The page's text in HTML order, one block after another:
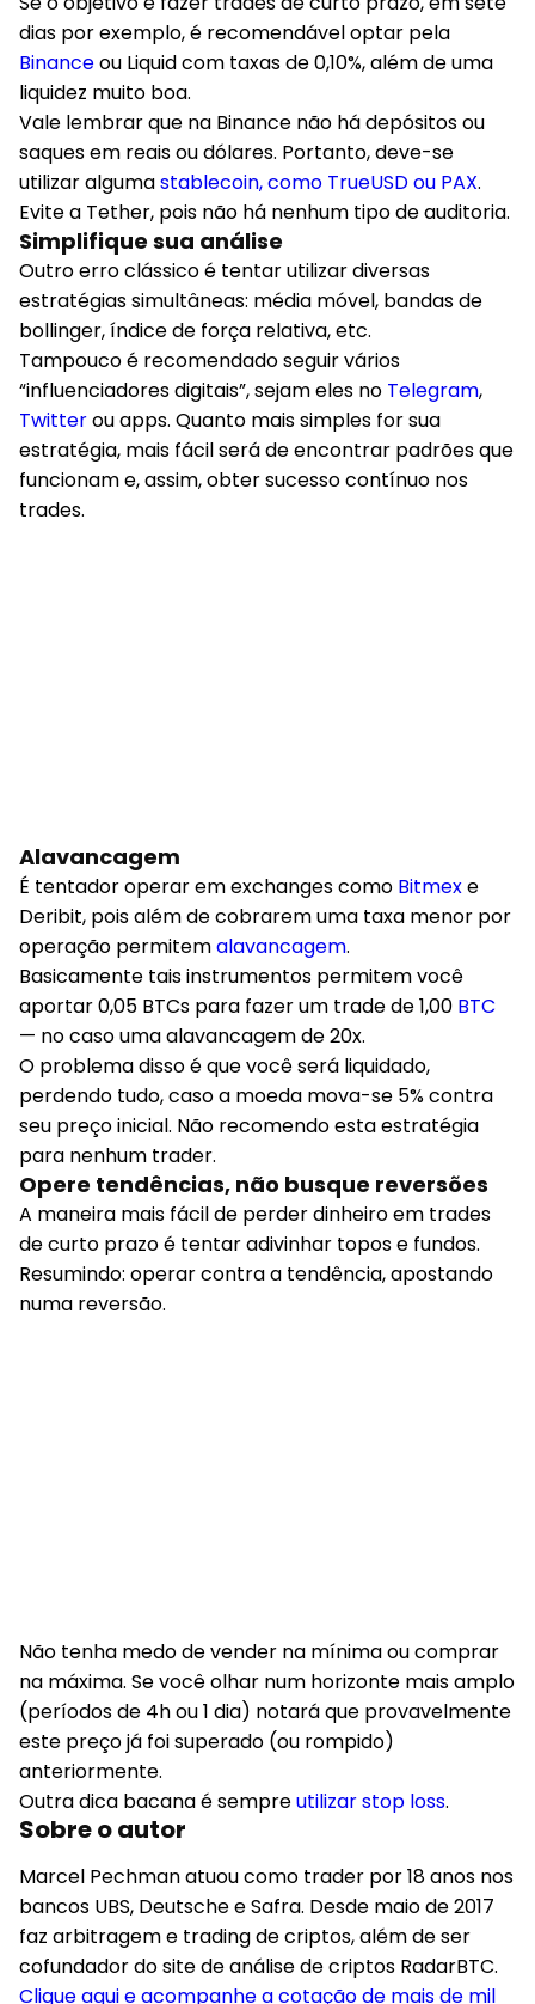
gringas.
Se o objetivo é fazer trades de curto prazo, em sete
dias por exemplo, é recomendável optar pela
Binanceou Liquid com taxas de 0,10%, além de uma
liquidez muito boa.
Vale lembrar que na Binance não há depósitos ou
saques em reais ou dólares. Portanto, deve-se
utilizar algumastablecoin, como TrueUSD ou PAX
Evite a Tether, pois não há nenhum tipo de auditoria.
Simplifique sua análise
Outro erro clássico é tentar utilizar diversas
estratégias simultâneas: média móvel, bandas de
bollinger, índice de força relativa, etc.
Tampouco é recomendado seguir vários
“influenciadores digitais”, sejam eles noTelegram ,
Twitterou apps. Quanto mais simples for sua
estratégia, mais fácil será de encontrar padrões que
Alavancagem
É tentador operar em exchanges como
Deribit, pois além de cobrarem uma taxa menor por
operação permitemalavancagem.
Basicamente tais instrumentos permitem você
aportar 0,05 BTCs para fazer um trade de 1,00
— no caso uma alavancagem de 20x.
O problema disso é que você será liquidado,
perdendo tudo, caso a moeda mova-se 5% contra
seu preço inicial. Não recomendo esta estratégia
para nenhum trader.
Opere tendências, não busque reversões
A maneira mais fácil de perder dinheiro em trades
de curto prazo é tentar adivinhar topos e fundos.
Não tenha medo de vender na mínima ou comprar
na máxima. Se você olhar num horizonte mais amplo
(períodos de 4h ou 1 dia) notará que provavelmente
este preço já foi superado (ou rompido)
anteriormente.
Sobre o autor
Marcel Pechman atuou como trader por 18 anos nos
bancos UBS, Deutsche e Safra. Desde maio de 2017
faz arbitragem e trading de criptos, além de ser